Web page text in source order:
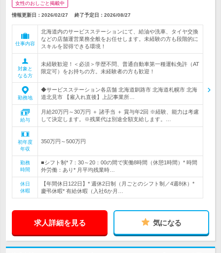
女性のおしごと掲載中
情報更新日：2026/02/27 終了予定日： 2026/08/27
仕事内容
北海道内のサービスステーションにて、給油や洗車、タイヤ交換
などの店舗運営業務全般をお任せします。未経験の方も段階的に
スキルを習得できる環境！
対象と
なる方
未経験歓迎！＜必須＞学歴不問、普通自動車第一種運転免許（AT
限定可）をお持ちの方。未経験者の方も歓迎！
勤務地
◆サービスステーション各店舗 北海道釧路市 北海道札幌市 北海
道北見市 【雇入れ直後】上記事業所…
給与
月給20万円～30万円 ＋ 諸手当 ＋ 賞与年2回 ※経験、能力は考慮
して決定します。※残業代は別途全額支給します。…
初年度
年収
350万円～500万円
勤務
時間
■シフト制* 7：30～20：00の間で実働8時間（休憩1時間）* 時間
外労働：あり* 月平均残業時…
休日
休暇
【年間休日122日】* 週休2日制（月ごとのシフト制／4週8休）*
慶弔休暇* 有給休暇（入社6か月…
求人詳細を見る 気になる